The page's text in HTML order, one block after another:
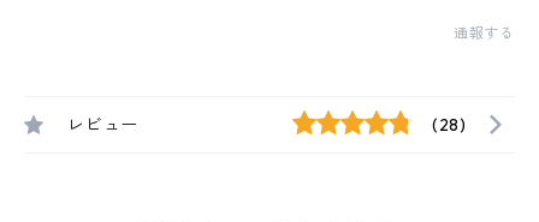
通報する
レビュー (28)